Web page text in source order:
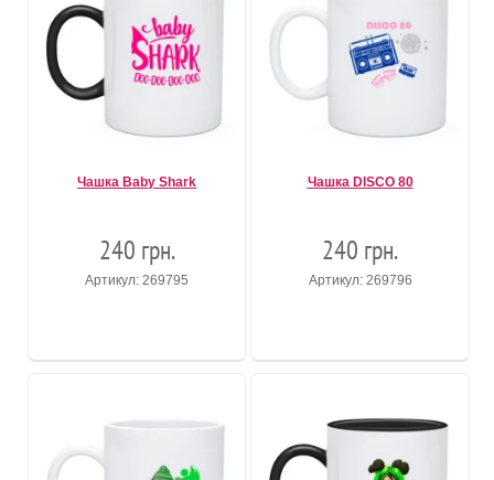
Чашка Baby Shark
240 грн.
Артикул: 269795
Чашка DISCO 80
240 грн.
Артикул: 269796